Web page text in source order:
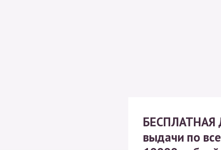
БЕСПЛАТНАЯ
выдачи по